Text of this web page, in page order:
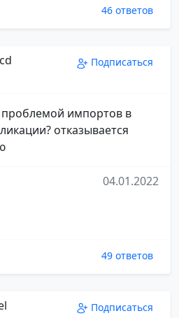
46 ответов
Подписаться
проблемой импортов в
отказывается
04.01.2022
49 ответов
Подписаться